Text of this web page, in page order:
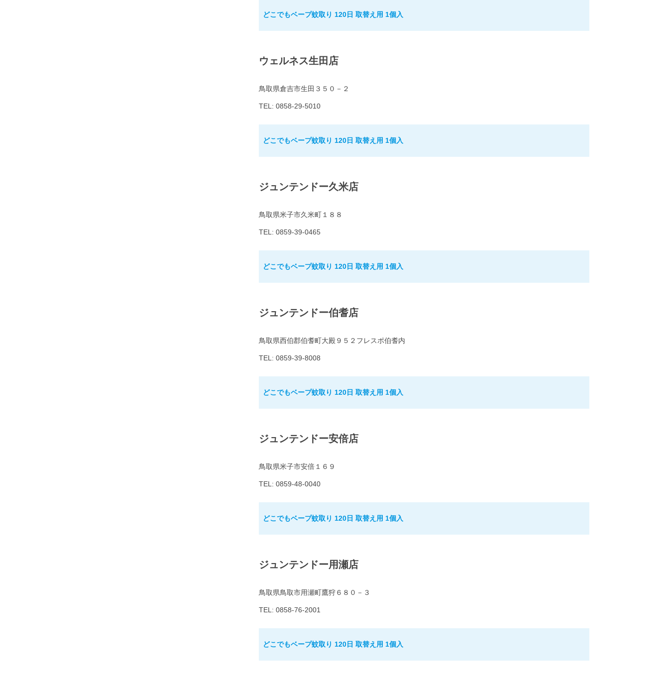
どこでもベープ蚊取り 120日 取替え用 1個入
ウェルネス生田店
鳥取県倉吉市生田３５０－２
TEL: 0858-29-5010
どこでもベープ蚊取り 120日 取替え用 1個入
ジュンテンドー久米店
鳥取県米子市久米町１８８
TEL: 0859-39-0465
どこでもベープ蚊取り 120日 取替え用 1個入
ジュンテンドー伯耆店
鳥取県西伯郡伯耆町大殿９５２フレスポ伯耆内
TEL: 0859-39-8008
どこでもベープ蚊取り 120日 取替え用 1個入
ジュンテンドー安倍店
鳥取県米子市安倍１６９
TEL: 0859-48-0040
どこでもベープ蚊取り 120日 取替え用 1個入
ジュンテンドー用瀬店
鳥取県鳥取市用瀬町鷹狩６８０－３
TEL: 0858-76-2001
どこでもベープ蚊取り 120日 取替え用 1個入